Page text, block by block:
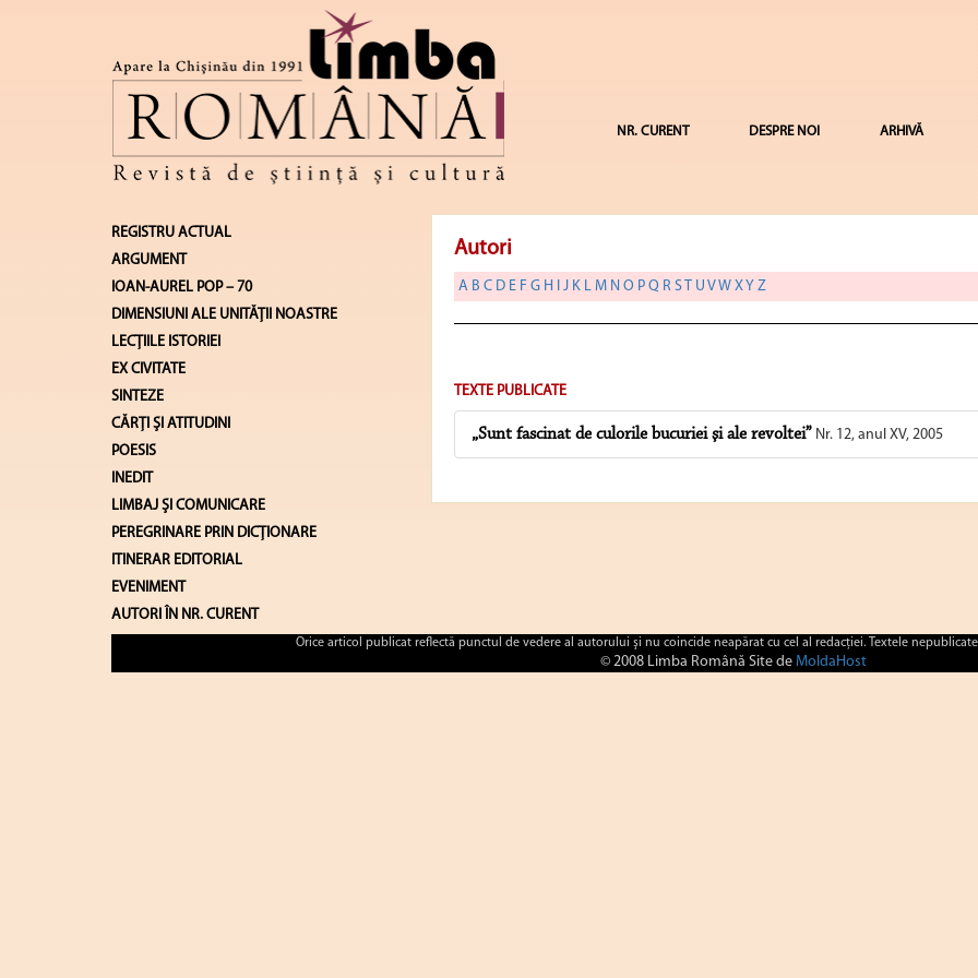
NR. CURENT DESPRE NOI ARHIVĂ
REGISTRU ACTUAL
ARGUMENT
IOAN-AUREL POP – 70
DIMENSIUNI ALE UNITĂŢII NOASTRE
LECŢIILE ISTORIEI
EX CIVITATE
SINTEZE
CĂRŢI ŞI ATITUDINI
POESIS
INEDIT
LIMBAJ ŞI COMUNICARE
PEREGRINARE PRIN DICȚIONARE
ITINERAR EDITORIAL
EVENIMENT
AUTORI ÎN NR. CURENT
Autori
A B C D E F G H J K L M N O P Q R ST U VW XY Z
TEXTE PUBLICATE
„Sunt fascinat de culorile bucuriei şi ale revoltei”Nr. 12, anul XV, 2005
Orice articol publicat reflectă punctul de vedere al autorului şi nu coincide neapărat cu cel al redacţiei. Textele
© 2008 Limba Română Site de MoldaHost